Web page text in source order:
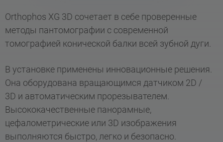
Orthophos XG 3D сочетает в себе проверенные
методы пантомографии с современной
томографией конической балки всей зубной дуги.
В установке применены инновационные решения.
Она оборудована вращающимся датчиком 2D /
3D и автоматическим прорезывателем.
Высококачественные панорамные,
цефалометрические или 3D изображения
выполняются быстро, легко и безопасно.